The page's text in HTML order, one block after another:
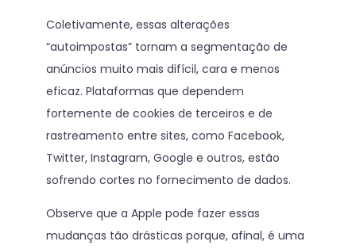
Coletivamente, essas alterações
“autoimpostas” tornam a segmentação de
anúncios muito mais difícil, cara e menos
eficaz. Plataformas que dependem
fortemente de cookies de terceiros e de
rastreamento entre sites, como Facebook,
Twitter, Instagram, Google e outros, estão
sofrendo cortes no fornecimento de dados.
Observe que a Apple pode fazer essas
mudanças tão drásticas porque, afinal, é uma